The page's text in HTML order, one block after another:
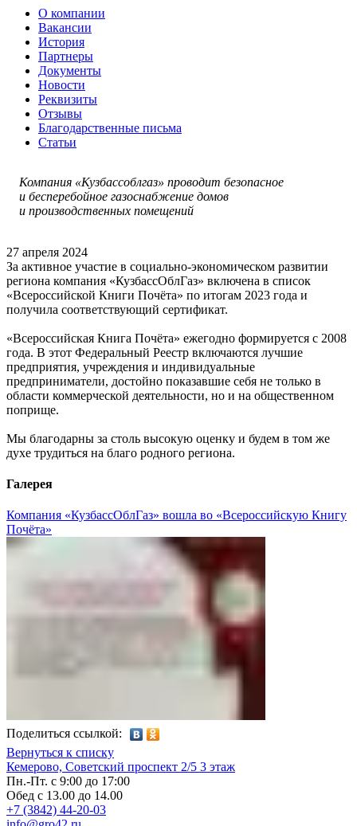
О компании
Вакансии
История
Партнеры
Документы
Новости
Реквизиты
Отзывы
Благодарственные письма
Статьи
Компания «Кузбассоблгаз» проводит безопасное
и бесперебойное газоснабжение домов
и производственных помещений
27 апреля 2024
За активное участие в социально-экономическом развитии
региона компания «КузбассОблГаз» включена в список
«Всероссийской Книги Почёта» по итогам 2023 года и
получила соответствующий сертификат.
«Всероссийская Книга Почёта» ежегодно формируется с 2008
года. В этот Федеральный Реестр включаются лучшие
предприятия, учреждения и индивидуальные
предприниматели, достойно показавшие себя не только в
области коммерческой деятельности, но и на общественном
поприще.
Мы благодарны за столь высокую оценку и будем в том же
духе трудиться на благо родного региона.
Галерея
Компания «КузбассОблГаз» вошла во «Всероссийскую Книгу
Почёта»
Поделиться ссылкой:
Вернуться к списку
Кемерово, Советский проспект 2/5 3 этаж
Пн.-Пт. с 9:00 до 17:00
Обед с 13.00 до 14.00
+7 (3842) 44-20-03